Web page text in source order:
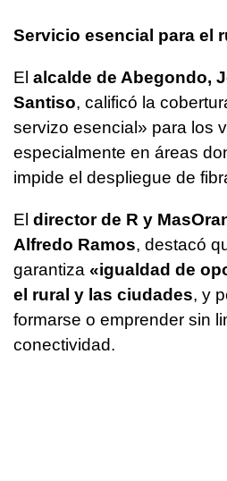
Servicio esencial para el
El alcalde de Abegondo,
Santiso, calificó la
servizo esencial» para los
especialmente en áreas
impide el despliegue de
El director de R y
Alfredo Ramos, destacó
garantiza «igualdad de
el rural y las ciudades, y
formarse o emprender sin
conectividad.